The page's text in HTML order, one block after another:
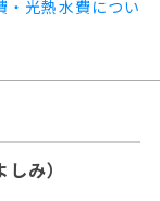
・光熱水費につい
み）